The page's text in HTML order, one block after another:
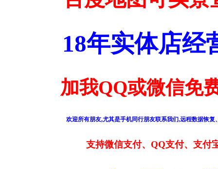
18年实体店经
加我QQ或微信免
欢迎所有朋友,尤其是手机同行朋友联系我们,远程数据恢
支持微信支付、QQ支付、支付